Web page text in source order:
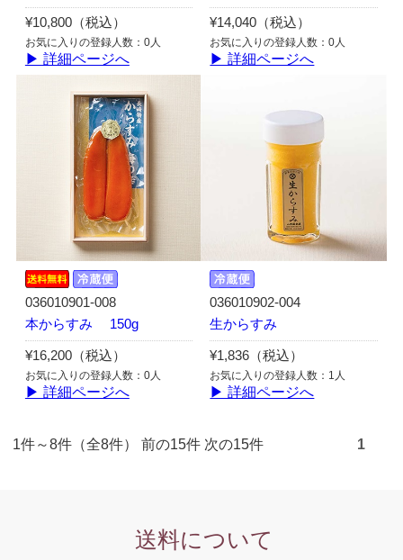
¥10,800（税込）
お気に入りの登録人数：0人
▶ 詳細ページへ
¥14,040（税込）
お気に入りの登録人数：0人
▶ 詳細ページへ
036010901-008
本からすみ 150g
¥16,200（税込）
お気に入りの登録人数：0人
▶ 詳細ページへ
036010902-004
生からすみ
¥1,836（税込）
お気に入りの登録人数：1人
▶ 詳細ページへ
1件～8件（全8件） 前の15件 次の15件 1
送料について